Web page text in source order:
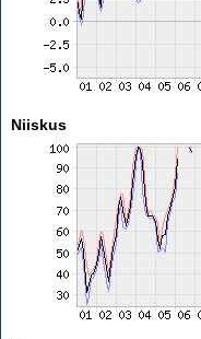
Niiskus